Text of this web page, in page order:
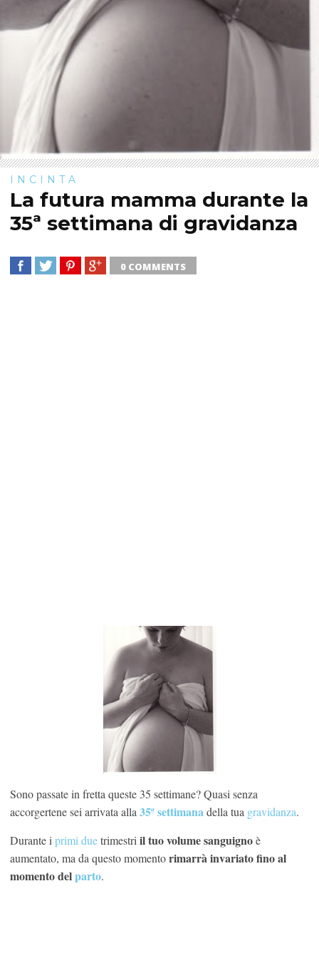
INCINTA
La futura mamma durante la
35ª settimana di gravidanza
0 COMMENTS
Sono passate in fretta queste 35 settimane? Quasi senza
accorgertene sei arrivata alla 35ª settimanadella tua gravidanza.
Durante i primi duetrimestri il tuo volume sanguignoè
aumentato, ma da questo momentorimarrà invariato fino al
momento delparto.